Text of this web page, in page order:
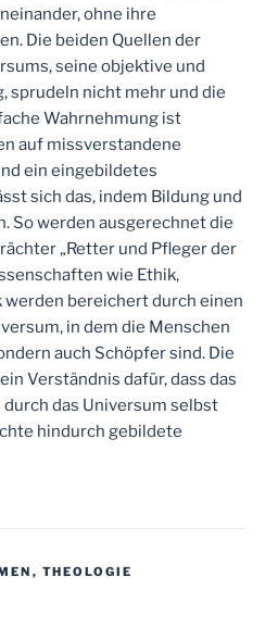
ohne ihre
Die beiden Quellen der
seine objektive und
sprudeln nicht mehr und die
Wahrnehmung ist
auf missverstandene
ein eingebildetes
sich das, indem Bildung und
So werden ausgerechnet die
„Retter und Pfleger der
wie Ethik,
werden bereichert durch einen
in dem die Menschen
auch Schöpfer sind. Die
Verständnis dafür, dass das
das Universum selbst
hindurch gebildete
, THEOLOGIE